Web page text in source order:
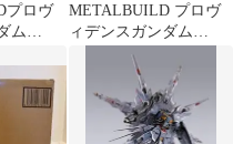
プロヴ
ム
METALBUILD プロヴ
ィデンスガンダム
CLIMAXBATTLE Ver.